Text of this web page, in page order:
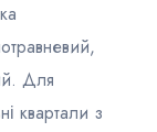
Для
квартали з